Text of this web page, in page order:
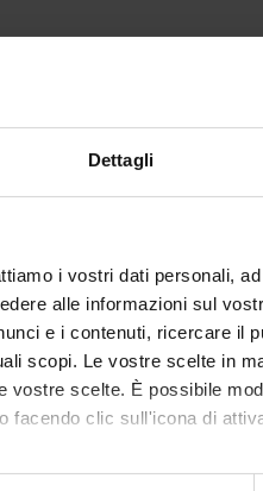
Dettagli
i vostri dati personali,
alle informazioni sul
e i contenuti, ricercare il
scopi. Le vostre scelte in
vostre scelte. È possibile
facendo clic sull'icona di
anche: